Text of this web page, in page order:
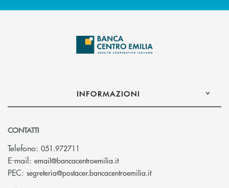
INFORMAZIONI
CONTATTI
Telefono: 051.972711
E-mail: email@bancacentroemilia.it(si apre l’app di posta
PEC: segreteria@postacer.bancacentroemilia.it(si apre l’app di